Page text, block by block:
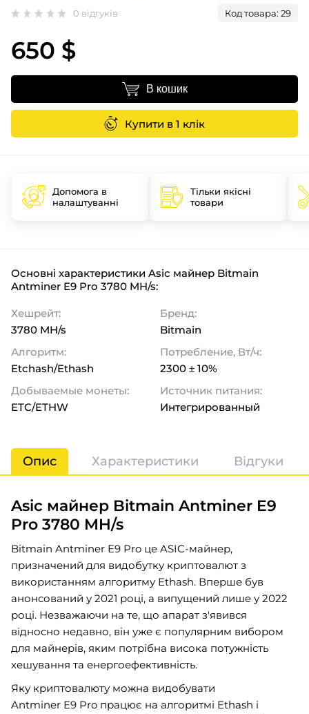
0 відгуків Код товара: 29
650 $
В кошик
Купити в 1 клік
Допомога в
налаштуванні
Тільки якісні
товари
Основні характеристики Asic майнер Bitmain
Antminer E9 Pro 3780 MH/s:
Хешрейт:
3780 MH/s
Бренд:
Bitmain
Алгоритм:
Etchash/Ethash
Потребление, Вт/ч:
2300 ± 10%
Добываемые монеты:
ETC/ETHW
Источник питания:
Интегрированный
Опис Характеристики Відгуки
Asic майнер Bitmain Antminer E9
Pro 3780 MH/s
Bitmain Antminer E9 Pro це ASIC-майнер,
призначений для видобутку криптовалют з
використанням алгоритму Ethash. Вперше був
анонсований у 2021 році, а випущений лише у 2022
році. Незважаючи на те, що апарат з'явився
відносно недавно, він уже є популярним вибором
для майнерів, яким потрібна висока потужність
хешування та енергоефективність.
Яку криптовалюту можна видобувати
Antminer E9 Pro працює на алгоритмі Ethash і